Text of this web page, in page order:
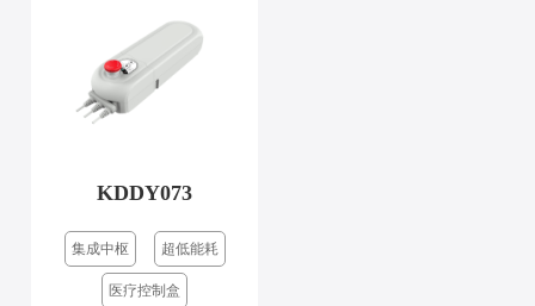
KDDY073
集成中枢 超低能耗
医疗控制盒